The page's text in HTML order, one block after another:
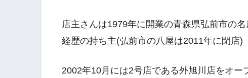
店主さんは1979年に開業の青森県弘前市の
経歴の持ち主(弘前市の八屋は2011年に閉店)
2002年10月には2号店である外旭川店をオー